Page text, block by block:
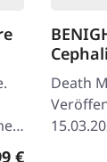
Preis:
€
DARK
Death